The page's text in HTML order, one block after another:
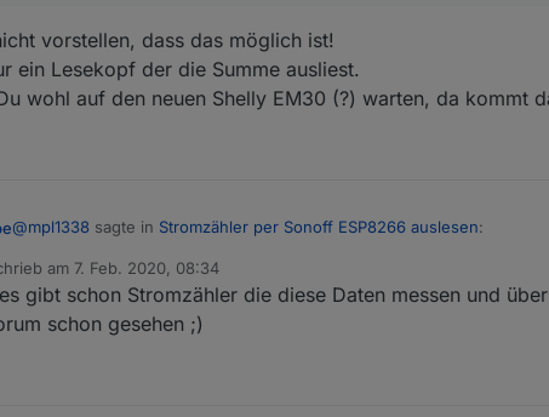
vorstellen, dass das möglich ist!
ein Lesekopf der die Summe ausliest.
wohl auf den neuen Shelly EM30 (?) warten, da kommt
@mpl1338 sagte in Stromzähler per Sonoff ESP8266 auslesen:
habs gefunden
einstellungen -> gerät konfigurieren -> D7 GPIO13 Led1i "none"
Kann mir nicht vorstellen, dass das möglich ist!
am 7. Feb. 2020, 08:34
editiert von
es gibt schon Stromzähler die diese Daten messen und
schon gesehen ;)